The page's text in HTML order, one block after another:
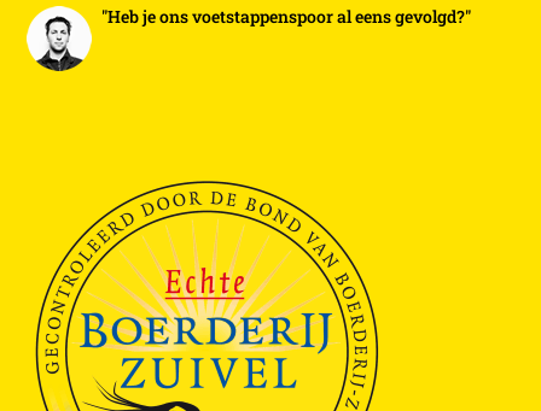
"Heb je ons voetstappenspoor al eens gevolgd?"